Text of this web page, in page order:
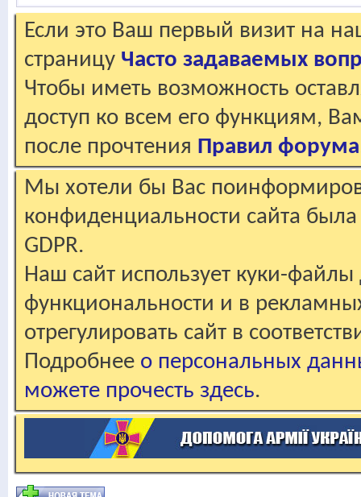
Если это Ваш первый визит на
страницу Часто задаваемых
Чтобы иметь возможность
доступ ко всем его функциям,
после прочтения Правил форума
Мы хотели бы Вас
конфиденциальности сайта
GDPR.
Наш сайт использует куки-файлы
функциональности и в
отрегулировать сайт в
Подробнее о персональных
можете прочесть здесь.